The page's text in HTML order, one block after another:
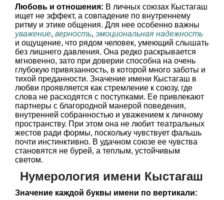
Любовь и отношения: В личных союзах Кыстагаш
ищет не эффект, а совпадение по внутреннему
ритму и этике общения. Для нее особенно важны
уважение, верность, эмоциональная надежность
и ощущение, что рядом человек, умеющий слышать
без лишнего давления. Она редко раскрывается
мгновенно, зато при доверии способна на очень
глубокую привязанность, в которой много заботы и
тихой преданности. Значение имени Кыстагаш в
любви проявляется как стремление к союзу, где
слова не расходятся с поступками. Ее привлекают
партнеры с благородной манерой поведения,
внутренней собранностью и уважением к личному
пространству. При этом она не любит театральных
жестов ради формы, поскольку чувствует фальшь
почти инстинктивно. В удачном союзе ее чувства
становятся не бурей, а теплым, устойчивым
светом.
Нумерология имени Кыстагаш
Значение каждой буквы имени по вертикали: